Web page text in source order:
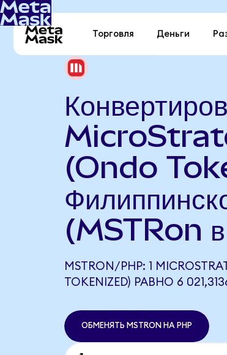
Торговля Деньги
(Ondo
(MSTRon
MSTRON/PHP: 1
TOKENIZED) РАВНО 6
ОБМЕНЯТЬ MSTRON НА PHP